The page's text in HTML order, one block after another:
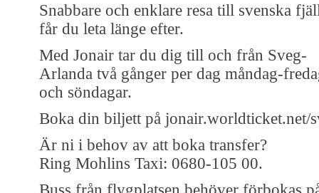
Snabbare och enklare resa till svenska
får du leta länge efter.
Med Jonair tar du dig till och från Sveg-
Arlanda två gånger per dag måndag-
och söndagar.
Boka din biljett på jonair.worldticket.net/
Är ni i behov av att boka transfer?
Ring Mohlins Taxi: 0680-105 00.